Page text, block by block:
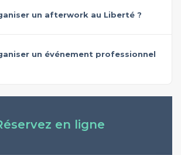
un afterwork au Liberté ?
un événement professionnel
en ligne